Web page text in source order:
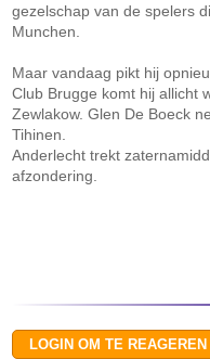
gezelschap van de spelers
Munchen.
Maar vandaag pikt hij
Club Brugge komt hij allicht
Zewlakow. Glen De Boeck
Tihinen.
Anderlecht trekt
afzondering.